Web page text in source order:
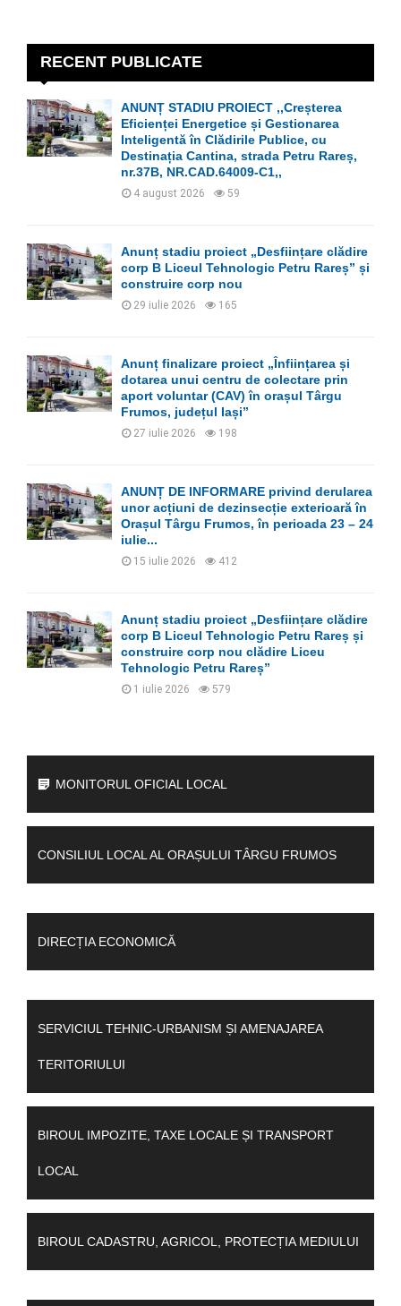
r
:
E
A
C
RECENT PUBLICATE
ANUNȚ STADIU PROIECT ,,Creșterea
Eficienței Energetice și Gestionarea
Inteligentă în Clădirile Publice, cu
Destinația Cantina, strada Petru Rareș,
nr.37B, NR.CAD.64009-C1,,
4 august 2026 59
Anunț stadiu proiect „Desființare clădire
corp B Liceul Tehnologic Petru Rareș” și
construire corp nou
29 iulie 2026 165
Anunț finalizare proiect „Înființarea și
dotarea unui centru de colectare prin
aport voluntar (CAV) în orașul Târgu
Frumos, județul Iași”
27 iulie 2026 198
ANUNȚ DE INFORMARE privind derularea
unor acțiuni de dezinsecție exterioară în
Orașul Târgu Frumos, în perioada 23 – 24
iulie...
15 iulie 2026 412
Anunț stadiu proiect „Desființare clădire
corp B Liceul Tehnologic Petru Rareș și
construire corp nou clădire Liceu
Tehnologic Petru Rareș”
1 iulie 2026 579
MONITORUL OFICIAL LOCAL
CONSILIUL LOCAL AL ORAȘULUI TÂRGU FRUMOS
DIRECȚIA ECONOMICĂ
SERVICIUL TEHNIC-URBANISM ȘI AMENAJAREA
TERITORIULUI
BIROUL IMPOZITE, TAXE LOCALE ȘI TRANSPORT
LOCAL
BIROUL CADASTRU, AGRICOL, PROTECȚIA MEDIULUI